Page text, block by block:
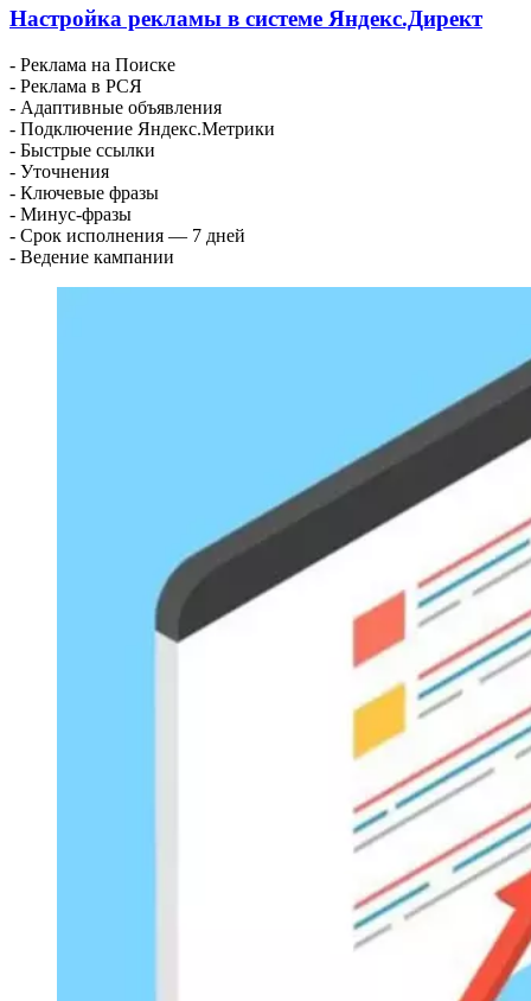
Настройка рекламы в системе Яндекс.Директ
- Реклама на Поиске
- Реклама в РСЯ
- Адаптивные объявления
- Подключение Яндекс.Метрики
- Быстрые ссылки
- Уточнения
- Ключевые фразы
- Минус-фразы
- Срок исполнения — 7 дней
- Ведение кампании